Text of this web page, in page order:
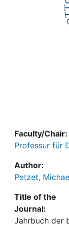
Faculty/Chair:
Professur für
Author:
Petzet,
Title of the
Journal:
Jahrbuch der